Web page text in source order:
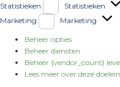
Statistieken
Statistieken
Marketing
Marketing
Beheer opties
Beheer diensten
Beheer {vendor_count}
Lees meer over deze